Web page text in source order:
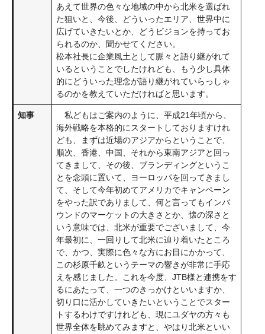
あえて世界の色々な地域の中から北米を選ばれ
た狙いと、今後、どういったエリア、世界中に
広げていきたいとか、どうビジョンを持ってお
られるのか、聞かせてください。
松本社長に企業風土として脈々と語り継がれて
いるということでしたけれども、もう少し具体
的にどういった理念が語り継がれていらっしゃ
るのかを教えていただければと思います。
知事
私どもはご案内のように、平成21年頃から、
海外戦略を本格的にスタートしておりますけれ
ども、まずは近場のアジアからということで、
順次、香港、中国、それから東南アジアと回っ
てきまして、その後、ブランディングというこ
とを念頭に置いて、ヨーロッパを回ってきまし
て、そして今年初めてアメリカでキャンペーン
をやった訳でありまして、何と言ってもインバ
ウンドのマーケットの大きさとか、懐の深さと
いう意味では、北米が重要でございまして、今
年最初に、一回りして北米に辿り着いたところ
で、かつ、実際に色々な方にお目にかかって、
この杉原千畝というテーマの響きが非常に手応
えを感じました。これを今度、JTB様と連携をす
るにあたって、一つのきっかけといいますか、
切り口に活かしていきたいということでスター
トするわけですけれども、現にユダヤの方々も
世界全体を眺めてみますと、やはり北米といい